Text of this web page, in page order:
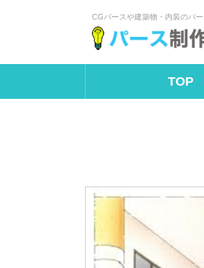
CGパースや建築物・内装のパ
TOP